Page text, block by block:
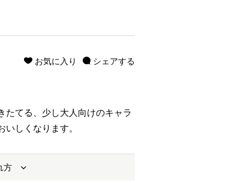
シェアする
お気に入り
たてる、少し大人向けのキャラ
しくなります。
方